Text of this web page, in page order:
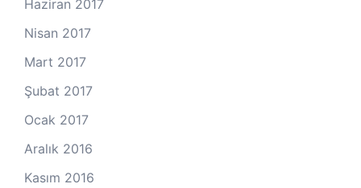
Haziran 2017
Nisan 2017
Mart 2017
Şubat 2017
Ocak 2017
Aralık 2016
Kasım 2016